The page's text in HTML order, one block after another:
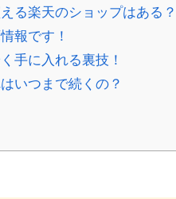
る楽天のショップはある？
報です！
手に入れる裏技！
いつまで続くの？